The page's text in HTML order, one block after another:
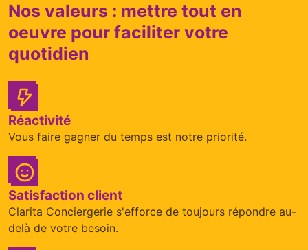
Nos valeurs : mettre tout en
oeuvre pour faciliter votre
quotidien
Réactivité
Vous faire gagner du temps est notre priorité.
Satisfaction client
Clarita Conciergerie s'efforce de toujours répondre au-
delà de votre besoin.